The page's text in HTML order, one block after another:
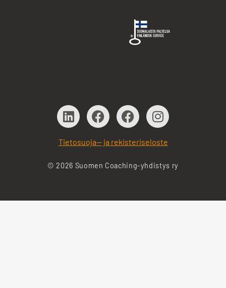
Tietosuoja— ja rekisteriseloste
© 2026 Suomen Coaching-yhdistys ry